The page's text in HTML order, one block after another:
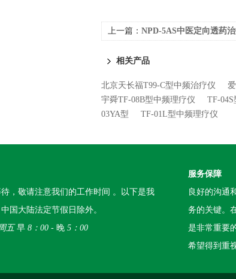
上一篇： NPD-5AS中医定向透药
相关产品
北京天长福T99-C型中频治疗仪
宇舜TF-08B型中频理疗仪
TF-
03YA型
TF-01L型中频理疗仪
，敬请注意我们的工作时间 。以下是我
国大陆法定节假日除外。
五早 8：00 - 晚 5：00
服务保障
良好的沟通
务的关键。
是非常重要
希望得到重